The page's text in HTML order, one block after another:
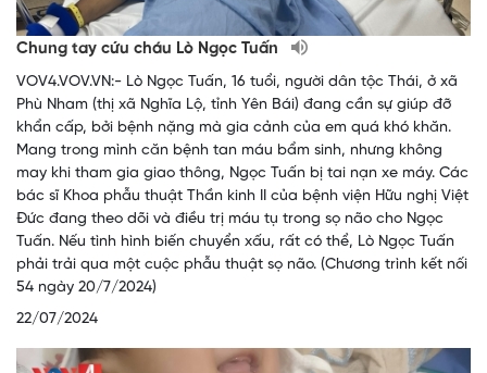
Chung tay cứu cháu Lò Ngọc Tuấn
VOV4.VOV.VN:- Lò Ngọc Tuấn, 16 tuổi, người dân tộc Thái, ở xã
Phù Nham (thị xã Nghĩa Lộ, tỉnh Yên Bái) đang cần sự giúp đỡ
khẩn cấp, bởi bệnh nặng mà gia cảnh của em quá khó khăn.
Mang trong mình căn bệnh tan máu bẩm sinh, nhưng không
may khi tham gia giao thông, Ngọc Tuấn bị tai nạn xe máy. Các
bác sĩ Khoa phẫu thuật Thần kinh II của bệnh viện Hữu nghị Việt
Đức đang theo dõi và điều trị máu tụ trong sọ não cho Ngọc
Tuấn. Nếu tình hình biến chuyển xấu, rất có thể, Lò Ngọc Tuấn
phải trải qua một cuộc phẫu thuật sọ não. (Chương trình kết nối
54 ngày 20/7/2024)
22/07/2024